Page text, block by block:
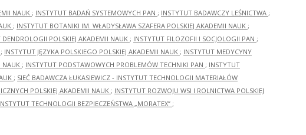
NAUK ; INSTYTUT BADAŃ SYSTEMOWYCH PAN ; INSTYTUT BADAWCZY LEŚNICTWA ;
; INSTYTUT BOTANIKI IM. WŁADYSŁAWA SZAFERA POLSKIEJ AKADEMII NAUK ;
DENDROLOGII POLSKIEJ AKADEMII NAUK ; INSTYTUT FILOZOFII I SOCJOLOGII PAN ;
; INSTYTUT JĘZYKA POLSKIEGO POLSKIEJ AKADEMII NAUK ; INSTYTUT MEDYCYNY
NAUK ; INSTYTUT PODSTAWOWYCH PROBLEMÓW TECHNIKI PAN ; INSTYTUT
; SIEĆ BADAWCZA ŁUKASIEWICZ - INSTYTUT TECHNOLOGII MATERIAŁÓW
POLSKIEJ AKADEMII NAUK ; INSTYTUT ROZWOJU WSI I ROLNICTWA POLSKIEJ
TECHNOLOGII BEZPIECZEŃSTWA „MORATEX” ;